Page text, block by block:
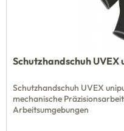
Schutzhandschuh UVEX
Schutzhandschuh UVEX
mechanische
Arbeitsumgebungen